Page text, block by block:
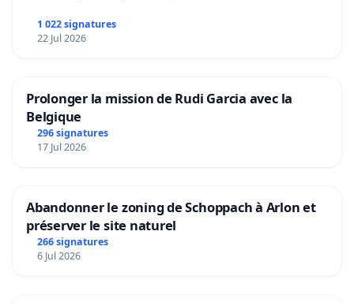
1 022 signatures
22 Jul 2026
Prolonger la mission de Rudi Garcia avec la
Belgique
296 signatures
17 Jul 2026
Abandonner le zoning de Schoppach à Arlon et
préserver le site naturel
266 signatures
6 Jul 2026